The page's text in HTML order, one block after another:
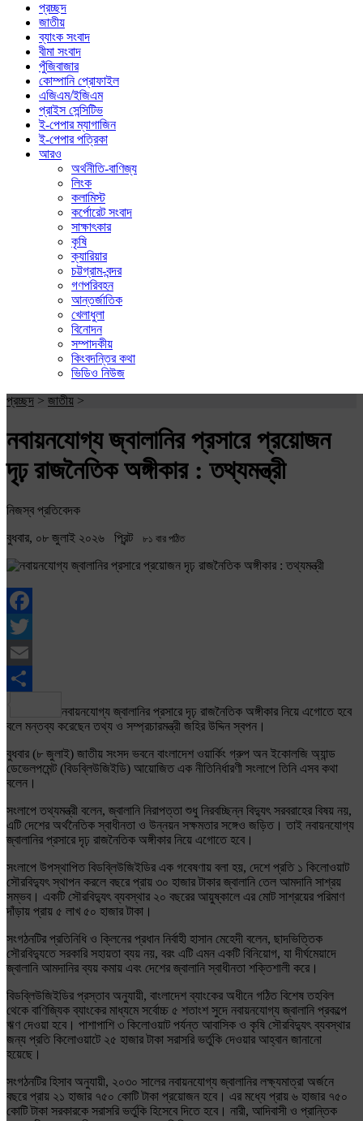
প্রচ্ছদ
জাতীয়
ব্যাংক সংবাদ
বীমা সংবাদ
পুঁজিবাজার
কোম্পানি প্রোফাইল
এজিএম/ইজিএম
প্রাইস সেন্সিটিভ
ই-পেপার ম্যাগাজিন
ই-পেপার পত্রিকা
আরও
অর্থনীতি-বাণিজ্য
লিংক
কলামিস্ট
কর্পোরেট সংবাদ
সাক্ষাৎকার
কৃষি
ক্যারিয়ার
চট্টগ্রাম-বন্দর
গণপরিবহন
আন্তর্জাতিক
খেলাধুলা
বিনোদন
সম্পাদকীয়
কিংবদন্তির কথা
ভিডিও নিউজ
প্রচ্ছদ > জাতীয় >
নবায়নযোগ্য জ্বালানির প্রসারে প্রয়োজন
দৃঢ় রাজনৈতিক অঙ্গীকার : তথ্যমন্ত্রী
নিজস্ব প্রতিবেদক
বুধবার, ০৮ জুলাই ২০২৬ প্রিন্ট ৮১ বার পঠিত
Facebook
Twitter
Email
নবায়নযোগ্য জ্বালানির প্রসারে দৃঢ় রাজনৈতিক অঙ্গীকার নিয়ে এগোতে হবে
বলে মন্তব্য করেছেন তথ্য ও সম্প্রচারমন্ত্রী জহির উদ্দিন স্বপন।
বুধবার (৮ জুলাই) জাতীয় সংসদ ভবনে বাংলাদেশ ওয়ার্কিং গ্রুপ অন ইকোলজি অ্যান্ড
ডেভেলপমেন্ট (বিডব্লিউজিইডি) আয়োজিত এক নীতিনির্ধারণী সংলাপে তিনি এসব কথা
বলেন।
সংলাপে তথ্যমন্ত্রী বলেন, জ্বালানি নিরাপত্তা শুধু নিরবচ্ছিন্ন বিদ্যুৎ সরবরাহের বিষয় নয়,
এটি দেশের অর্থনৈতিক স্বাধীনতা ও উন্নয়ন সক্ষমতার সঙ্গেও জড়িত। তাই নবায়নযোগ্য
জ্বালানির প্রসারে দৃঢ় রাজনৈতিক অঙ্গীকার নিয়ে এগোতে হবে।
সংলাপে উপস্থাপিত বিডব্লিউজিইডির এক গবেষণায় বলা হয়, দেশে প্রতি ১ কিলোওয়াট
সৌরবিদ্যুৎ স্থাপন করলে বছরে প্রায় ৩০ হাজার টাকার জ্বালানি তেল আমদানি সাশ্রয়
সম্ভব। একটি সৌরবিদ্যুৎ ব্যবস্থার ২০ বছরের আয়ুষ্কালে এর মোট সাশ্রয়ের পরিমাণ
দাঁড়ায় প্রায় ৫ লাখ ৫০ হাজার টাকা।
সংগঠনটির প্রতিনিধি ও ক্লিনের প্রধান নির্বাহী হাসান মেহেদী বলেন, ছাদভিত্তিক
সৌরবিদ্যুতে সরকারি সহায়তা ব্যয় নয়, বরং এটি এমন একটি বিনিয়োগ, যা দীর্ঘমেয়াদে
জ্বালানি আমদানির ব্যয় কমায় এবং দেশের জ্বালানি স্বাধীনতা শক্তিশালী করে।
বিডব্লিউজিইডির প্রস্তাব অনুযায়ী, বাংলাদেশ ব্যাংকের অধীনে গঠিত বিশেষ তহবিল
থেকে বাণিজ্যিক ব্যাংকের মাধ্যমে সর্বোচ্চ ৫ শতাংশ সুদে নবায়নযোগ্য জ্বালানি প্রকল্পে
ঋণ দেওয়া হবে। পাশাপাশি ৩ কিলোওয়াট পর্যন্ত আবাসিক ও কৃষি সৌরবিদ্যুৎ ব্যবস্থার
জন্য প্রতি কিলোওয়াটে ২৫ হাজার টাকা সরাসরি ভর্তুকি দেওয়ার আহ্বান জানানো
হয়েছে।
সংগঠনটির হিসাব অনুযায়ী, ২০৩০ সালের নবায়নযোগ্য জ্বালানির লক্ষ্যমাত্রা অর্জনে
বছরে প্রায় ২১ হাজার ৭৫০ কোটি টাকা প্রয়োজন হবে। এর মধ্যে প্রায় ৬ হাজার ৭৫০
কোটি টাকা সরকারকে সরাসরি ভর্তুকি হিসেবে দিতে হবে। নারী, আদিবাসী ও প্রান্তিক